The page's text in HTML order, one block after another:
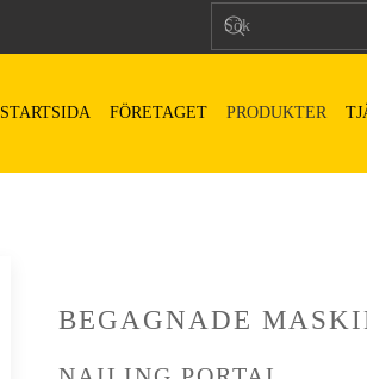
STARTSIDA FÖRETAGET PRODUKTER
BEGAGNADE